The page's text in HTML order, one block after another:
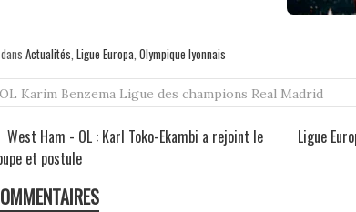
Actualités, Ligue Europa, Olympique lyonnais
Karim Benzema Ligue des champions Real Madrid
West Ham - OL : Karl Toko-Ekambi a rejoint le
et postule
Ligue